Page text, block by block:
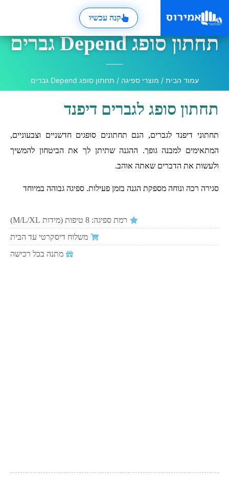
קנה עכשיו
תחתון סופג Depend גברים
עמוד הבית / מוצרי ספיגה / תחתון סופג Depend גברים
תחתון סופג לגברים דיפנד
תחתוני דיפנד לגברים, הנם תחתונים סופגים חדשניים וצבעוניים,
המתאימים למבנה גופך. ההגנה שתיתן לך את הביטחון להמשיך
ולעשות את הדברים שאתה אוהב.
סגירה רכה ונוחה מספקת הגנה בזמן פעילות. ספיגה גבוהה במיוחד
רמת ספיגה: 8 טיפות (מידות M/L/XL)
משלוח דיסקרטי עד הבית
מתנה בכל רכישה